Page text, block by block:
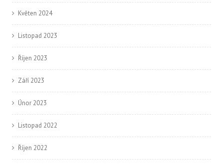
Květen 2024
Listopad 2023
Říjen 2023
Září 2023
Únor 2023
Listopad 2022
Říjen 2022